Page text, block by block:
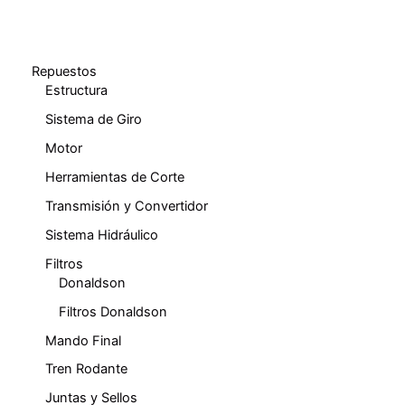
Repuestos
Estructura
Sistema de Giro
Motor
Herramientas de Corte
Transmisión y Convertidor
Sistema Hidráulico
Filtros
Donaldson
Filtros Donaldson
Mando Final
Tren Rodante
Juntas y Sellos